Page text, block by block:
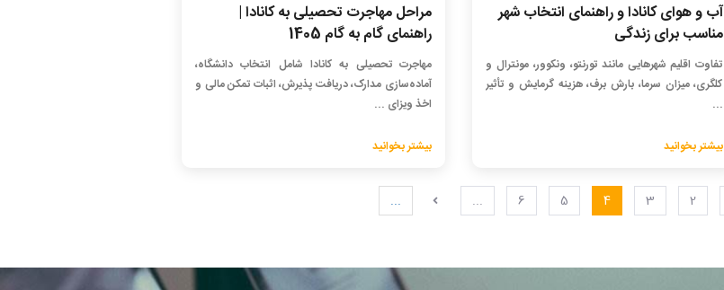
آب و هوای کانادا و راهنمای انتخاب شهر
مناسب برای زندگی
تفاوت اقلیم شهرهایی مانند تورنتو، ونکوور، مونترال و
کلگری، میزان سرما، بارش برف، هزینه گرمایش و تأثیر
...
بیشتر بخوانید
مراحل مهاجرت تحصیلی به کانادا |
راهنمای گام به گام 1405
مهاجرت تحصیلی به کانادا شامل انتخاب دانشگاه،
آماده‌سازی مدارک، دریافت پذیرش، اثبات تمکن مالی و
اخذ ویزای ...
بیشتر بخوانید
2
3
4
5
6
... ...